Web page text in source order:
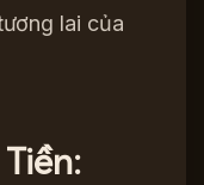
lai của